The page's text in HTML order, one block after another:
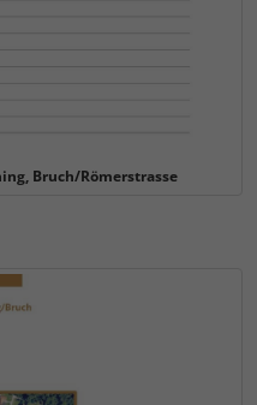
Bruch/Römerstrasse